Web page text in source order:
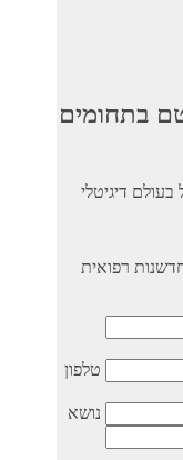
בתחומים
דיגיטלי
רפואית
טלפון
נושא